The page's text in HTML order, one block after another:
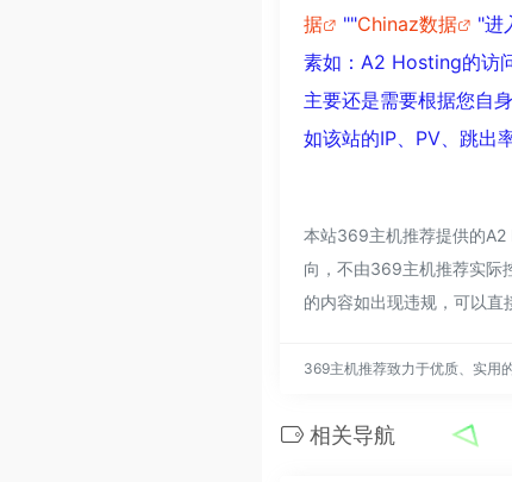
据
""Chinaz数据
"进
素如：A2 Hosting的访
主要还是需要根据您自
如该站的IP、PV、跳出
本站369主机推荐提供的A2
向，不由369主机推荐实际
的内容如出现违规，可以直
369主机推荐致力于优质、实用
相关导航